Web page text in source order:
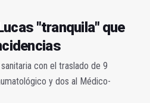
"tranquila" que
con el traslado de 9
y dos al Médico-